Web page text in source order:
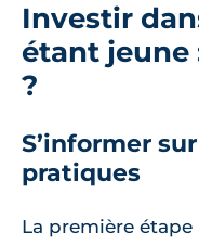
Investir
étant jeune
?
S’informer
pratiques
La première